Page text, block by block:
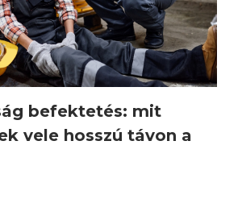
befektetés: mit
vele hosszú távon a